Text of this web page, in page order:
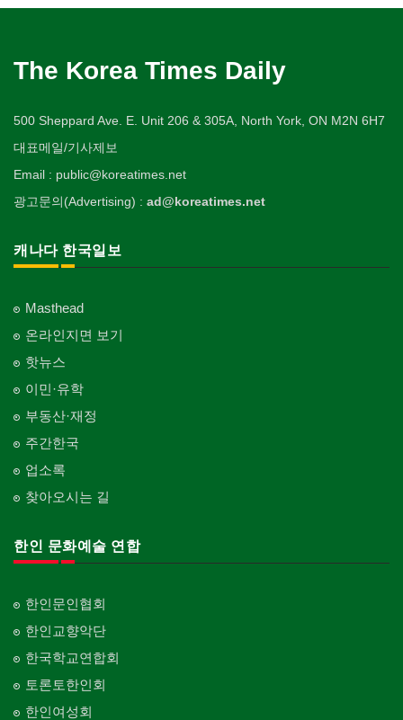
The Korea Times Daily
500 Sheppard Ave. E. Unit 206 & 305A, North York, ON M2N 6H7
대표메일/기사제보
Email : public@koreatimes.net
광고문의(Advertising) : ad@koreatimes.net
캐나다 한국일보
Masthead
온라인지면 보기
핫뉴스
이민·유학
부동산·재정
주간한국
업소록
찾아오시는 길
한인 문화예술 연합
한인문인협회
한인교향악단
한국학교연합회
토론토한인회
한인여성회